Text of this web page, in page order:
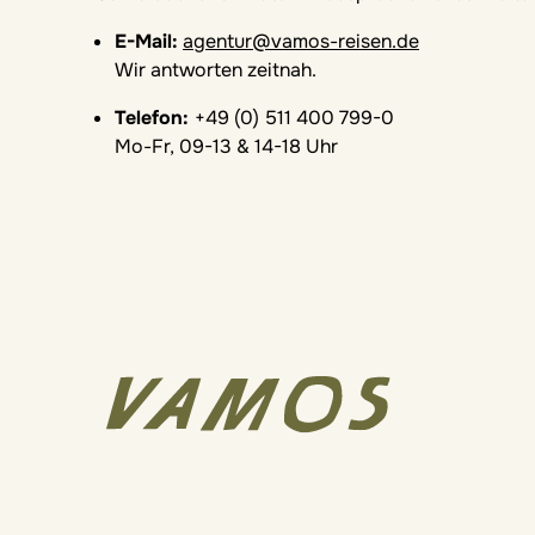
E-Mail: agentur@vamos-reisen.de
Wir antworten zeitnah.
Telefon: +49 (0) 511 400 799-0
Mo-Fr, 09-13 & 14-18 Uhr